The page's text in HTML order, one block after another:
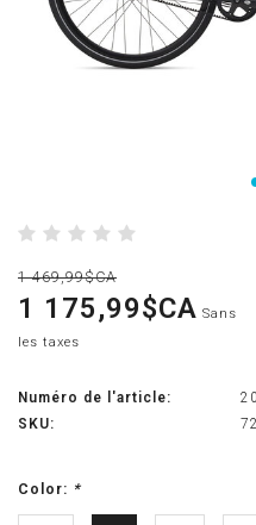
1 469,99$CA
1 175,99$CA Sans
les taxes
Numéro de l'article:
SKU:
Color: *